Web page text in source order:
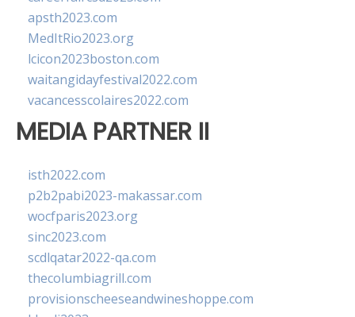
apsth2023.com
MedItRio2023.org
lcicon2023boston.com
waitangidayfestival2022.com
vacancesscolaires2022.com
MEDIA PARTNER II
isth2022.com
p2b2pabi2023-makassar.com
wocfparis2023.org
sinc2023.com
scdlqatar2022-qa.com
thecolumbiagrill.com
provisionscheeseandwineshoppe.com